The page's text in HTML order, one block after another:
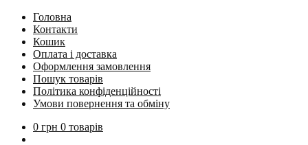
Головна
Контакти
Кошик
Оплата і доставка
Оформлення замовлення
Пошук товарів
Політика конфіденційності
Умови повернення та обміну
0 грн 0 товарів